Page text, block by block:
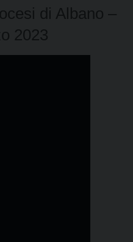
di Albano –
2023